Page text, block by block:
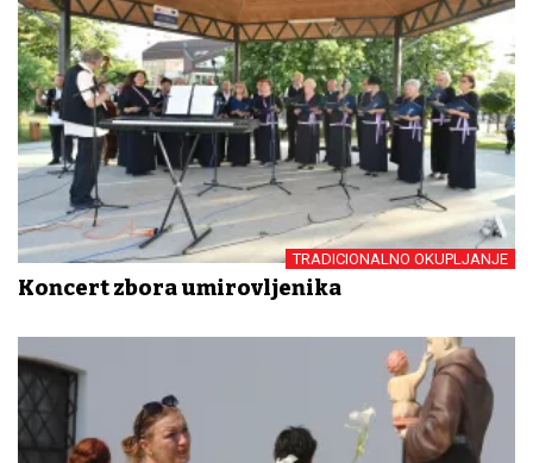
TRADICIONALNO OKUPLJANJE
Koncert zbora umirovljenika